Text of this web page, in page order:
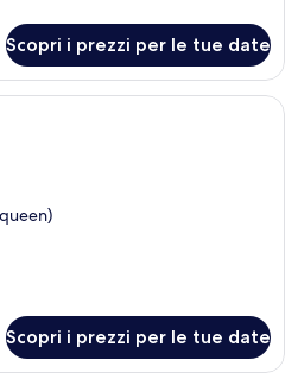
Scopri i prezzi per le tue date
TV al plasma 32 pollici con canali
Scopri i prezzi per le tue date